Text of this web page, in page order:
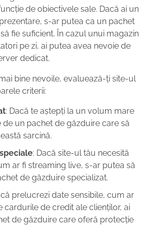
de obiectivele sale. Dacă ai un
s-ar putea ca un pachet
fie suficient. În cazul unui magazin
pe zi, ai putea avea nevoie de
dedicat.
bine nevoile, evaluează-ți site-ul
criterii:
: Dacă te aștepți la un volum mare
de un pachet de găzduire care să
sarcină.
: Dacă site-ul tău necesită
ar fi streaming live, s-ar putea să
de găzduire specializat.
prelucrezi date sensibile, cum ar
cardurile de credit ale clienților, ai
de găzduire care oferă protecție